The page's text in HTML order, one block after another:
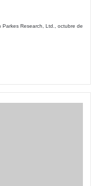
Parkes Research, Ltd., octubre de